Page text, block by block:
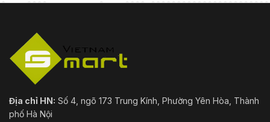
Địa chỉ HN: Số 4, ngõ 173 Trung Kính, Phường Yên Hòa, Thành
phố Hà Nội